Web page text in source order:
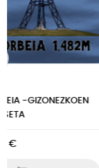
ARGI IBILI -